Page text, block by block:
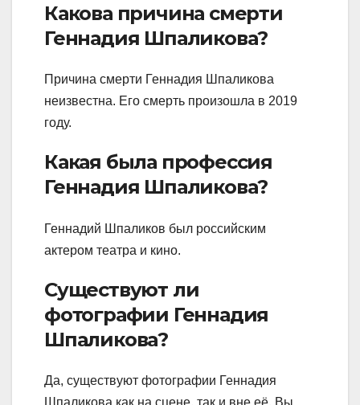
Какова причина смерти
Геннадия Шпаликова?
Причина смерти Геннадия Шпаликова
неизвестна. Его смерть произошла в 2019
году.
Какая была профессия
Геннадия Шпаликова?
Геннадий Шпаликов был российским
актером театра и кино.
Существуют ли
фотографии Геннадия
Шпаликова?
Да, существуют фотографии Геннадия
Шпаликова как на сцене, так и вне её. Вы